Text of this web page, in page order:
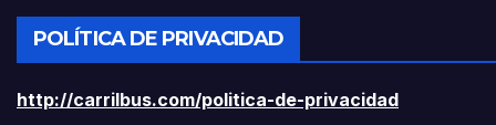
POLÍTICA DE PRIVACIDAD
http://carrilbus.com/politica-de-privacidad